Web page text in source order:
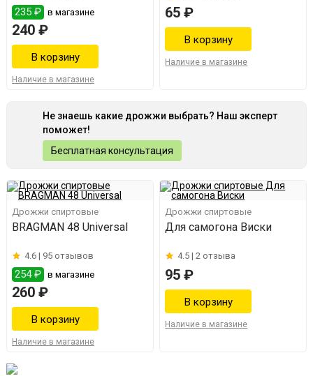
235 ₽ в магазине
240 ₽
Наличие в магазине
65 ₽
Наличие в магазине
Не знаешь какие дрожжи выбрать? Наш эксперт
поможет!
Бесплатная консультация
Дрожжи спиртовые
BRAGMAN 48 Universal
4.6 | 95 отзывов
254 ₽ в магазине
260 ₽
Наличие в магазине
Дрожжи спиртовые
Для самогона Виски
4.5 |2 отзыва
95 ₽
Наличие в магазине